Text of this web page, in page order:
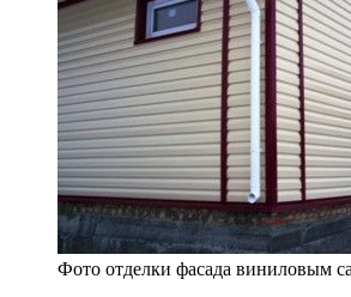
Фото отделки фасада виниловым